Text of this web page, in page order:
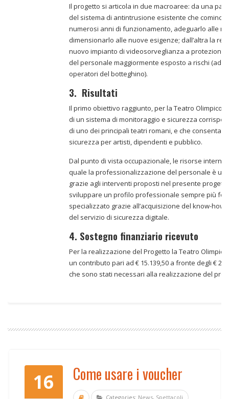
Il progetto si articola in due macroaree: da una
del sistema di antintrusione esistente che
numerosi anni di funzionamento, adeguarlo alle
dimensionarlo alle nuove esigenze; dall’altra la
nuovo impianto di videosorveglianza a protezione
del personale maggiormente esposto a rischi (ad
operatori del botteghino).
3. Risultati
Il primo obiettivo raggiunto, per la Teatro Olimpico
di un sistema di monitoraggio e sicurezza
di uno dei principali teatri romani, e che consenta
sicurezza per artisti, dipendenti e pubblico.
Dal punto di vista occupazionale, le risorse interne
quale la professionalizzazione del personale è un
grazie agli interventi proposti nel presente
sviluppare un profilo professionale sempre più
specializzato grazie all’acquisizione del know-how
del servizio di sicurezza digitale.
4. Sostegno finanziario ricevuto
Per la realizzazione del Progetto la Teatro
un contributo pari ad € 15.139,50 a fronte degli €
che sono stati necessari alla realizzazione del
16 Come usare i voucher
Categories: News, Spettacoli